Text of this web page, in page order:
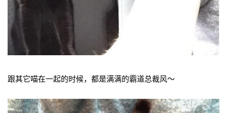
跟其它喵在一起的时候，都是满满的霸道总裁风～